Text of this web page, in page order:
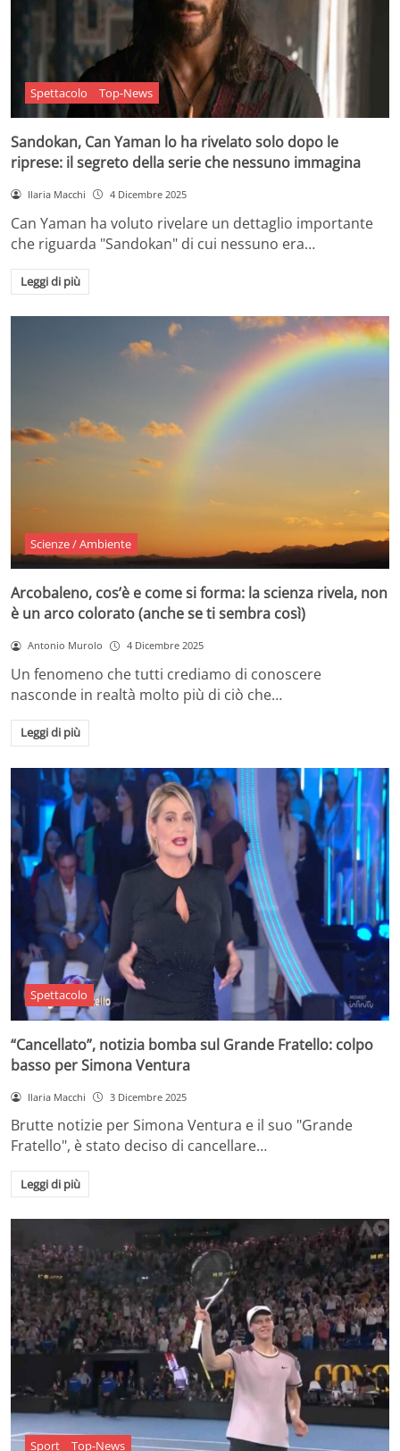
Spettacolo Top-News
Sandokan, Can Yaman lo ha rivelato solo dopo le
riprese: il segreto della serie che nessuno immagina
Ilaria Macchi 4 Dicembre 2025
Can Yaman ha voluto rivelare un dettaglio importante
che riguarda "Sandokan" di cui nessuno era…
Leggi di più
Scienze / Ambiente
Arcobaleno, cos’è e come si forma: la scienza rivela, non
è un arco colorato (anche se ti sembra così)
Antonio Murolo 4 Dicembre 2025
Un fenomeno che tutti crediamo di conoscere
nasconde in realtà molto più di ciò che…
Leggi di più
Spettacolo
“Cancellato”, notizia bomba sul Grande Fratello: colpo
basso per Simona Ventura
Ilaria Macchi 3 Dicembre 2025
Brutte notizie per Simona Ventura e il suo "Grande
Fratello", è stato deciso di cancellare…
Leggi di più
Sport Top-News